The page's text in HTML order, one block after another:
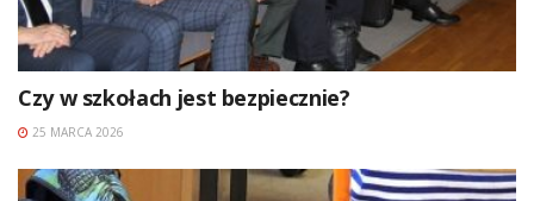
Czy w szkołach jest bezpiecznie?
25 MARCA 2026